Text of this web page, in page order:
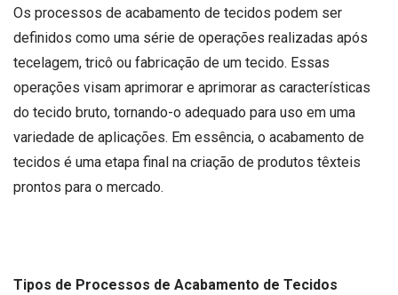
Os processos de acabamento de tecidos podem ser
definidos como uma série de operações realizadas após
tecelagem, tricô ou fabricação de um tecido. Essas
operações visam aprimorar e aprimorar as características
do tecido bruto, tornando-o adequado para uso em uma
variedade de aplicações. Em essência, o acabamento de
tecidos é uma etapa final na criação de produtos têxteis
prontos para o mercado.
Tipos de Processos de Acabamento de Tecidos